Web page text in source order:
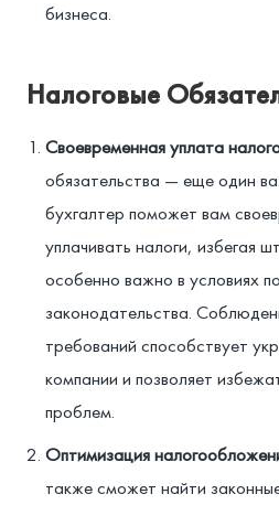
бизнеса.
Налоговые
Своевременная уплата
обязательства — еще один
бухгалтер поможет вам
уплачивать налоги, избегая
особенно важно в условиях
законодательства.
требований способствует
компании и позволяет
проблем.
Оптимизация
также сможет найти